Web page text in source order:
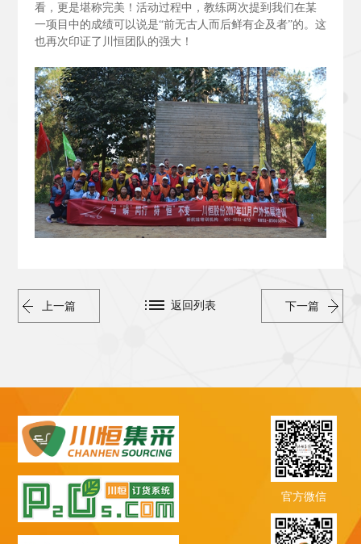
看，更是堪称完美！活动过程中，教练两次提到我们在某
一项目中的成绩可以说是“前无古人而后鲜有企及者”的。这
也再次印证了川恒团队的强大！
上一篇 下一篇
返回列表
官方微信